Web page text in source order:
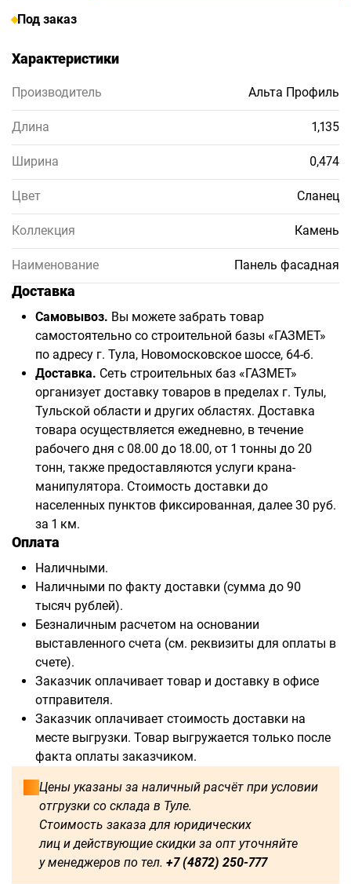
Под заказ
Характеристики
Производитель Альта Профиль
Длина 1,135
Ширина 0,474
Цвет Сланец
Коллекция Камень
Наименование Панель фасадная
Доставка
Самовывоз. Вы можете забрать товар
самостоятельно со строительной базы «ГАЗМЕТ»
по адресу г. Тула, Новомосковское шоссе, 64-б.
Доставка. Сеть строительных баз «ГАЗМЕТ»
организует доставку товаров в пределах г. Тулы,
Тульской области и других областях. Доставка
товара осуществляется ежедневно, в течение
рабочего дня с 08.00 до 18.00, от 1 тонны до 20
тонн, также предоставляются услуги крана-
манипулятора. Стоимость доставки до
населенных пунктов фиксированная, далее 30 руб.
за 1 км.
Оплата
Наличными.
Наличными по факту доставки (сумма до 90
тысяч рублей).
Безналичным расчетом на основании
выставленного счета (см. реквизиты для оплаты в
счете).
Заказчик оплачивает товар и доставку в офисе
отправителя.
Заказчик оплачивает стоимость доставки на
месте выгрузки. Товар выгружается только после
факта оплаты заказчиком.
Цены указаны за наличный расчёт при условии
отгрузки со склада в Туле.
Стоимость заказа для юридических
лиц и действующие скидки за опт уточняйте
у менеджеров по тел. +7 (4872) 250-777